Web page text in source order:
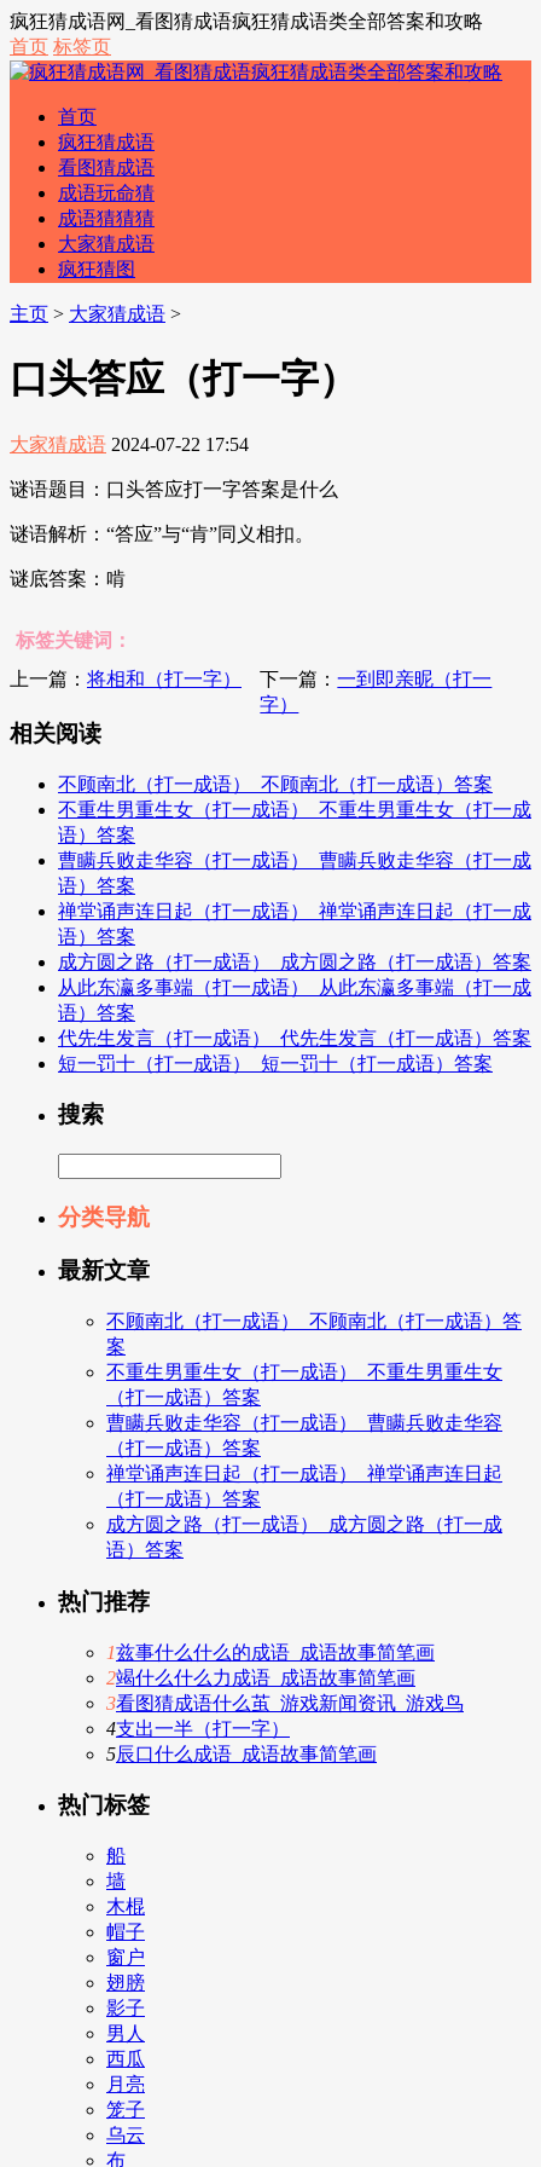
疯狂猜成语网_看图猜成语疯狂猜成语类全部答案和攻略
首页 标签页
首页
疯狂猜成语
看图猜成语
成语玩命猜
成语猜猜猜
大家猜成语
疯狂猜图
主页 > 大家猜成语 >
口头答应（打一字）
大家猜成语 2024-07-22 17:54
谜语题目：口头答应打一字答案是什么
谜语解析：“答应”与“肯”同义相扣。
谜底答案：啃
标签关键词：
上一篇： 将相和（打一字） 下一篇：一到即亲昵（打一
字）
相关阅读
不顾南北（打一成语）_不顾南北（打一成语）答案
不重生男重生女（打一成语）_不重生男重生女（打一成
语）答案
曹瞒兵败走华容（打一成语）_曹瞒兵败走华容（打一成
语）答案
禅堂诵声连日起（打一成语）_禅堂诵声连日起（打一成
语）答案
成方圆之路（打一成语）_成方圆之路（打一成语）答案
从此东瀛多事端（打一成语）_从此东瀛多事端（打一成
语）答案
代先生发言（打一成语）_代先生发言（打一成语）答案
短一罚十（打一成语）_短一罚十（打一成语）答案
搜索
分类导航
最新文章
不顾南北（打一成语）_不顾南北（打一成语）答
案
不重生男重生女（打一成语）_不重生男重生女
（打一成语）答案
曹瞒兵败走华容（打一成语）_曹瞒兵败走华容
（打一成语）答案
禅堂诵声连日起（打一成语）_禅堂诵声连日起
（打一成语）答案
成方圆之路（打一成语）_成方圆之路（打一成
语）答案
热门推荐
1兹事什么什么的成语_成语故事简笔画
2竭什么什么力成语_成语故事简笔画
3看图猜成语什么茧_游戏新闻资讯_游戏鸟
4支出一半（打一字）
5辰口什么成语_成语故事简笔画
热门标签
船
墙
木棍
帽子
窗户
翅膀
影子
男人
西瓜
月亮
笼子
乌云
布